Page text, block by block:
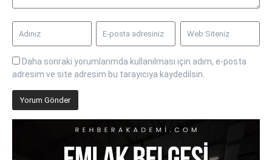
Daha sonraki yorumlarımda kullanılması için adım, e-posta
adresim ve site adresim bu tarayıcıya kaydedilsin.